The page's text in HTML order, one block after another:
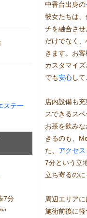
中香台出身の
彼女たちは
チを融合さ
だけでなく
きます。お
カスタマイ
でも安心し
店内設備も
スできるス
お茶を飲み
きるのも、
た、 アクセス
7分という立
立ち寄るの
周辺エリア
施術前後に
ステ一
7分